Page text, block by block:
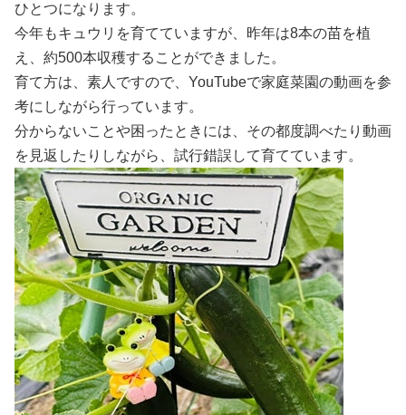
ひとつになります。
今年もキュウリを育てていますが、昨年は8本の苗を植
え、約500本収穫することができました。
育て方は、素人ですので、YouTubeで家庭菜園の動画を参
考にしながら行っています。
分からないことや困ったときには、その都度調べたり動画
を見返したりしながら、試行錯誤して育てています。